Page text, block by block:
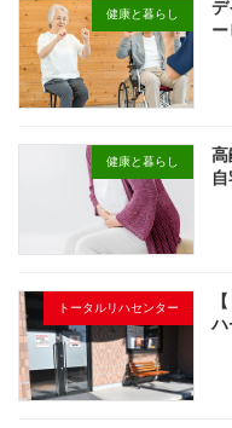
健康と暮らし
デ
健康と暮らし
高
トータルリハセンター
ハ